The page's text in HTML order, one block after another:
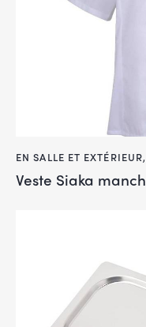
EN SALLE ET EXTÉRIEUR,
Veste Siaka